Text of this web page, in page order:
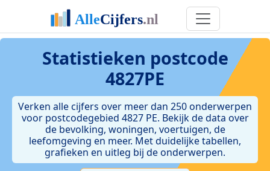
Statistieken postcode
4827PE
Verken alle cijfers over meer dan 250 onderwerpen
voor postcodegebied 4827 PE. Bekijk de data over
de bevolking, woningen, voertuigen, de
leefomgeving en meer. Met duidelijke tabellen,
grafieken en uitleg bij de onderwerpen.